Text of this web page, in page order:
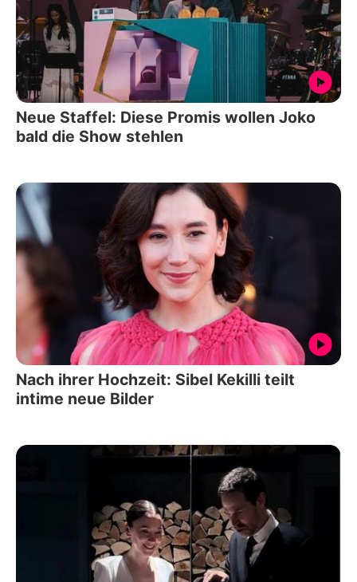
Neue Staffel: Diese Promis wollen Joko
bald die Show stehlen
Nach ihrer Hochzeit: Sibel Kekilli teilt
intime neue Bilder